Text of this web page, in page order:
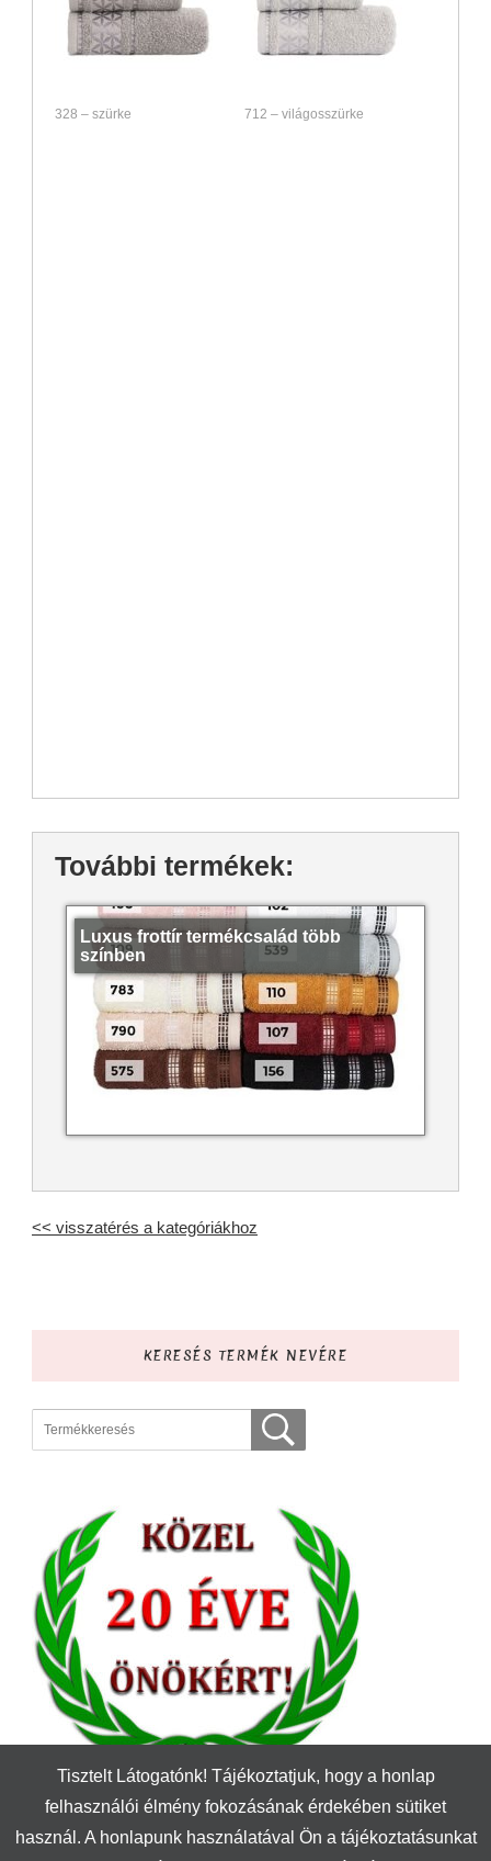
328 – szürke 712 – világosszürke
További termékek:
Luxus frottír termékcsalád több
színben
<< visszatérés a kategóriákhoz
KERESÉS TERMÉK NEVÉRE
Tisztelt Látogatónk! Tájékoztatjuk, hogy a honlap
felhasználói élmény fokozásának érdekében sütiket
használ. A honlapunk használatával Ön a tájékoztatásunkat